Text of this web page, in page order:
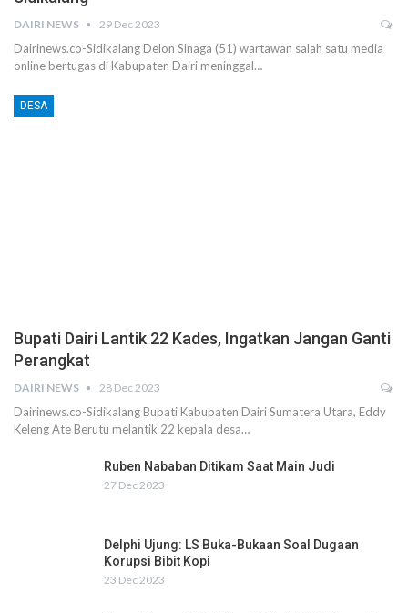
DAIRI NEWS 29 Dec 2023
Dairinews.co-Sidikalang Delon Sinaga (51) wartawan salah satu media
online bertugas di Kabupaten Dairi meninggal…
DESA
Bupati Dairi Lantik 22 Kades, Ingatkan Jangan Ganti
Perangkat
DAIRI NEWS 28 Dec 2023
Dairinews.co-Sidikalang Bupati Kabupaten Dairi Sumatera Utara, Eddy
Keleng Ate Berutu melantik 22 kepala desa…
Ruben Nababan Ditikam Saat Main Judi
27 Dec 2023
Delphi Ujung: LS Buka-Bukaan Soal Dugaan
Korupsi Bibit Kopi
23 Dec 2023